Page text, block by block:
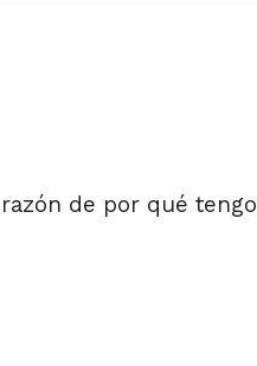
de por qué tengo